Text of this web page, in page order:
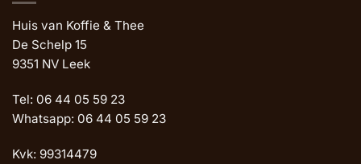
Huis van Koffie & Thee
De Schelp 15
9351 NV Leek
Tel: 06 44 05 59 23
Whatsapp: 06 44 05 59 23
Kvk: 99314479